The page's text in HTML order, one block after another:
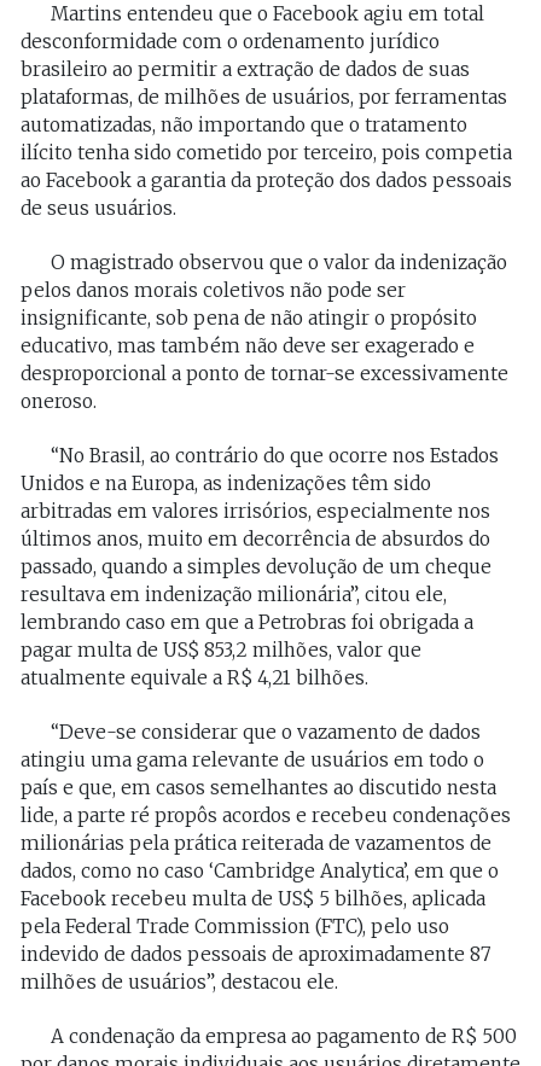
Martins entendeu que o Facebook agiu em total
desconformidade com o ordenamento jurídico
brasileiro ao permitir a extração de dados de suas
plataformas, de milhões de usuários, por ferramentas
automatizadas, não importando que o tratamento
ilícito tenha sido cometido por terceiro, pois competia
ao Facebook a garantia da proteção dos dados pessoais
de seus usuários.
O magistrado observou que o valor da indenização
pelos danos morais coletivos não pode ser
insignificante, sob pena de não atingir o propósito
educativo, mas também não deve ser exagerado e
desproporcional a ponto de tornar-se excessivamente
oneroso.
“No Brasil, ao contrário do que ocorre nos Estados
Unidos e na Europa, as indenizações têm sido
arbitradas em valores irrisórios, especialmente nos
últimos anos, muito em decorrência de absurdos do
passado, quando a simples devolução de um cheque
resultava em indenização milionária”, citou ele,
lembrando caso em que a Petrobras foi obrigada a
pagar multa de US$ 853,2 milhões, valor que
atualmente equivale a R$ 4,21 bilhões.
“Deve-se considerar que o vazamento de dados
atingiu uma gama relevante de usuários em todo o
país e que, em casos semelhantes ao discutido nesta
lide, a parte ré propôs acordos e recebeu condenações
milionárias pela prática reiterada de vazamentos de
dados, como no caso ‘Cambridge Analytica’, em que o
Facebook recebeu multa de US$ 5 bilhões, aplicada
pela Federal Trade Commission (FTC), pelo uso
indevido de dados pessoais de aproximadamente 87
milhões de usuários”, destacou ele.
A condenação da empresa ao pagamento de R$ 500